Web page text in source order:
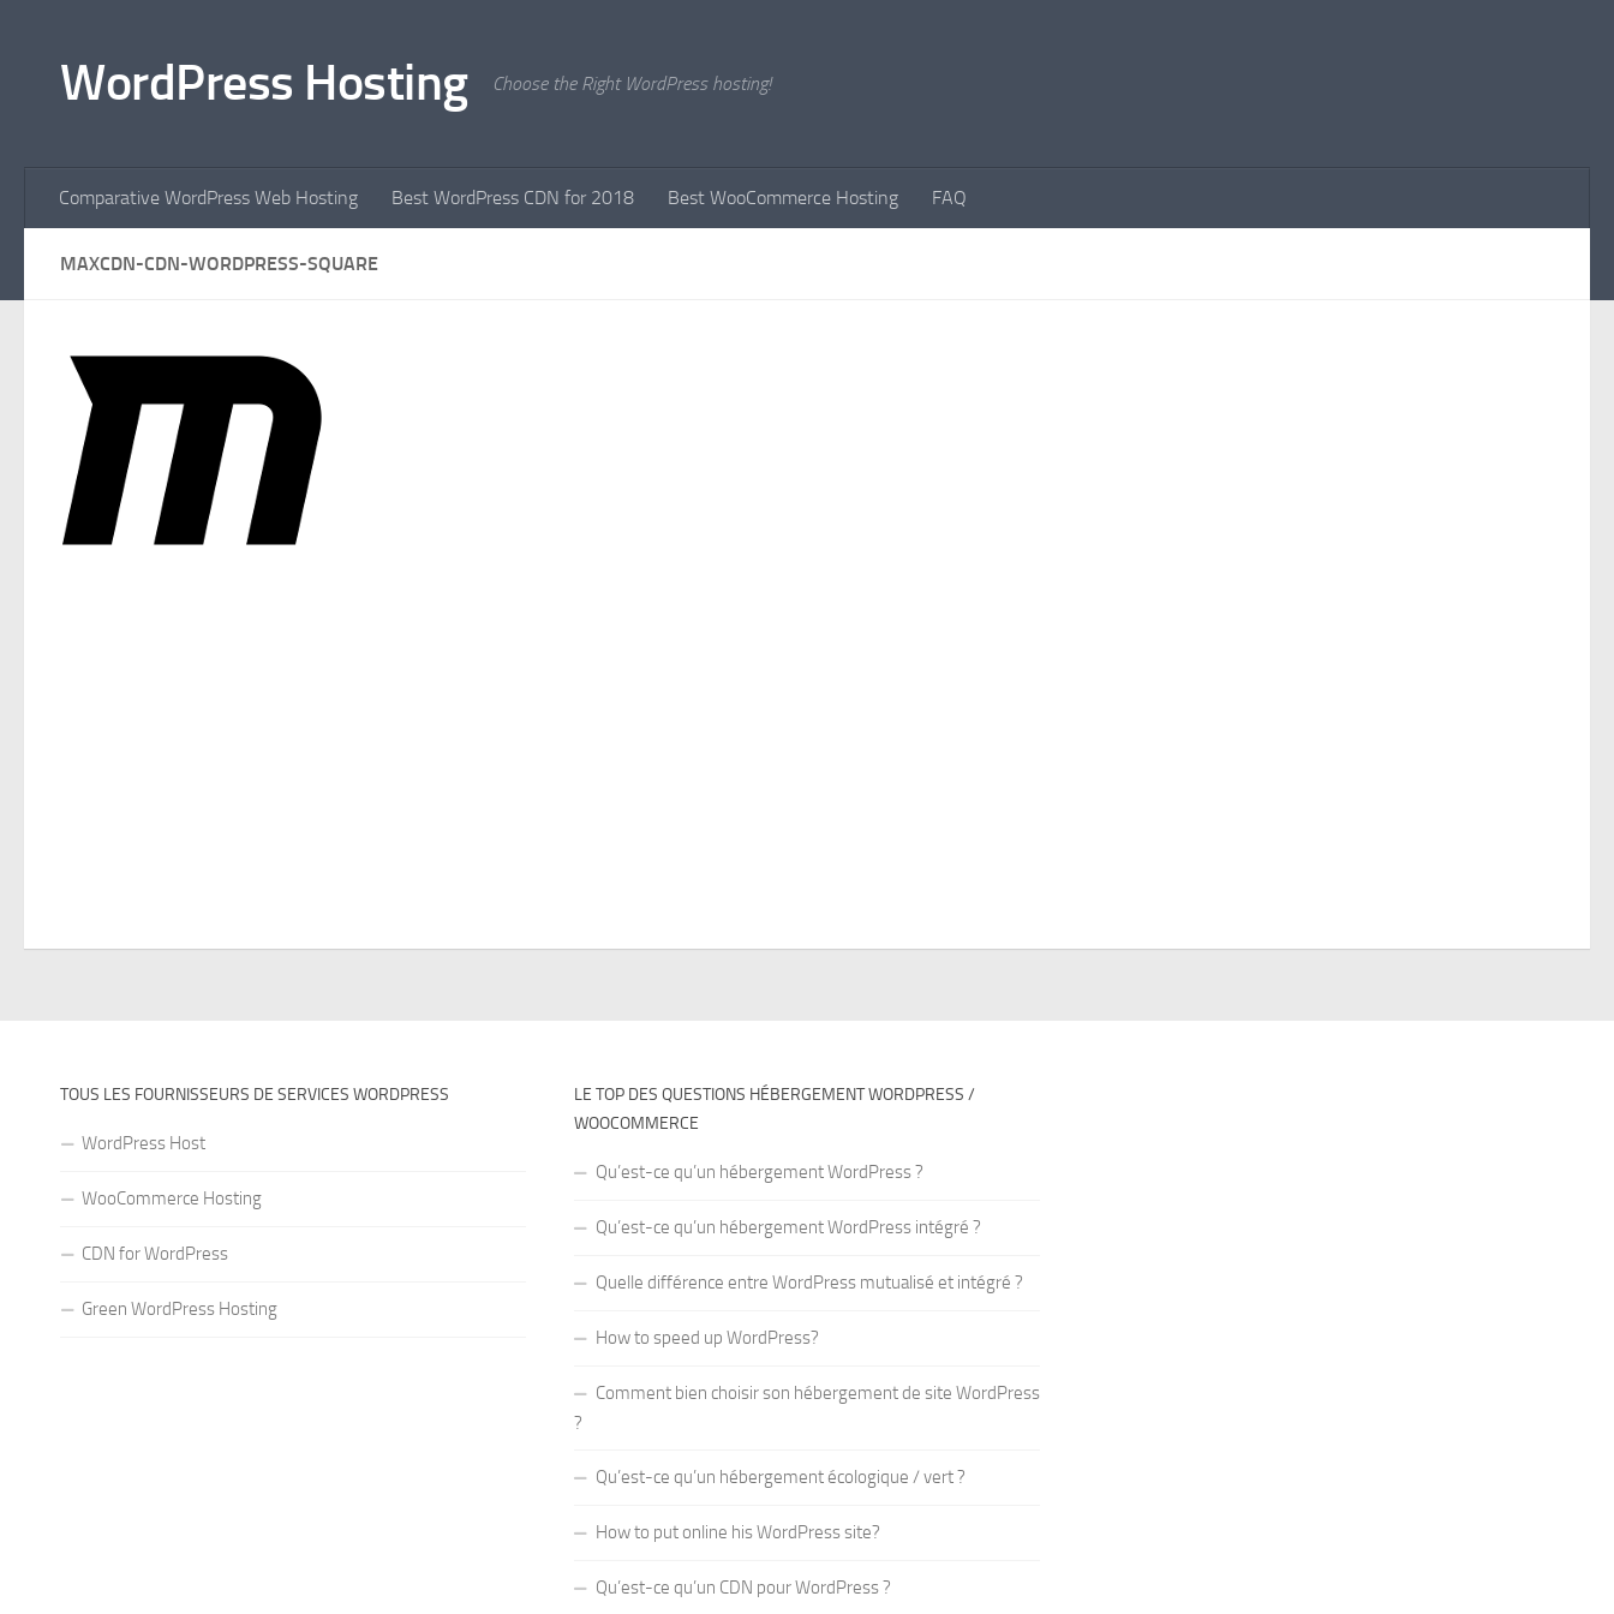
WordPress Hosting Choose the Right WordPress hosting!
Comparative WordPress Web Hosting Best WordPress CDN for 2018 Best WooCommerce Hosting FAQ
MAXCDN-CDN-WORDPRESS-SQUARE
TOUS LES FOURNISSEURS DE SERVICES WORDPRESS
WordPress Host
WooCommerce Hosting
CDN for WordPress
Green WordPress Hosting
LE TOP DES QUESTIONS HÉBERGEMENT WORDPRESS /
WOOCOMMERCE
Qu’est-ce qu’un hébergement WordPress ?
Qu’est-ce qu’un hébergement WordPress intégré ?
Quelle différence entre WordPress mutualisé et intégré ?
How to speed up WordPress?
Comment bien choisir son hébergement de site WordPress
?
Qu’est-ce qu’un hébergement écologique / vert ?
How to put online his WordPress site?
Qu’est-ce qu’un CDN pour WordPress ?